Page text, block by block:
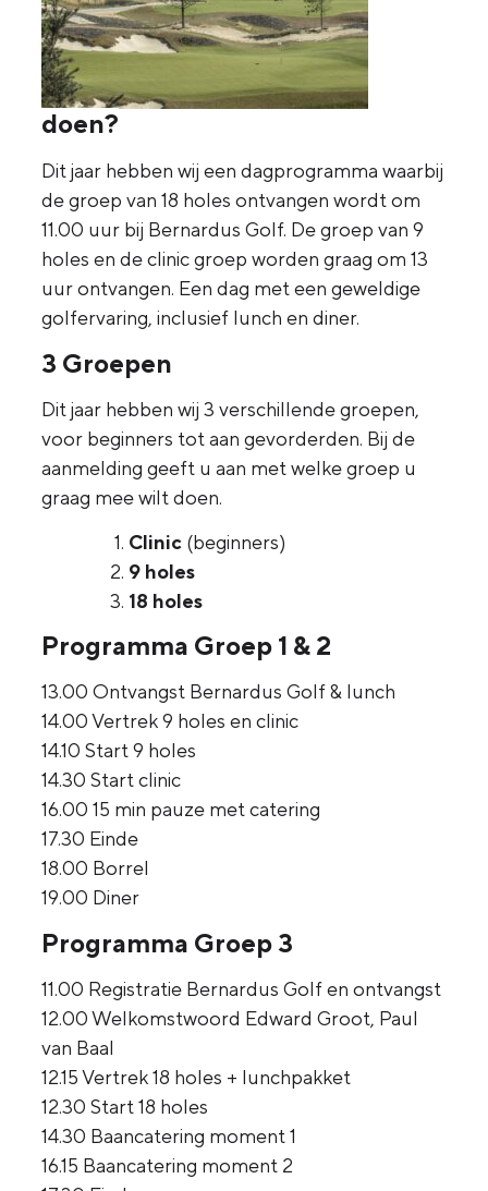
doen?
Dit jaar hebben wij een dagprogramma waarbij
de groep van 18 holes ontvangen wordt om
11.00 uur bij Bernardus Golf. De groep van 9
holes en de clinic groep worden graag om 13
uur ontvangen. Een dag met een geweldige
golfervaring, inclusief lunch en diner.
3 Groepen
Dit jaar hebben wij 3 verschillende groepen,
voor beginners tot aan gevorderden. Bij de
aanmelding geeft u aan met welke groep u
graag mee wilt doen.
Clinic (beginners)
9 holes
18 holes
Programma Groep 1 & 2
13.00 Ontvangst Bernardus Golf & lunch
14.00 Vertrek 9 holes en clinic
14.10 Start 9 holes
14.30 Start clinic
16.00 15 min pauze met catering
17.30 Einde
18.00 Borrel
19.00 Diner
Programma Groep 3
11.00 Registratie Bernardus Golf en ontvangst
12.00 Welkomstwoord Edward Groot, Paul
van Baal
12.15 Vertrek 18 holes + lunchpakket
12.30 Start 18 holes
14.30 Baancatering moment 1
16.15 Baancatering moment 2